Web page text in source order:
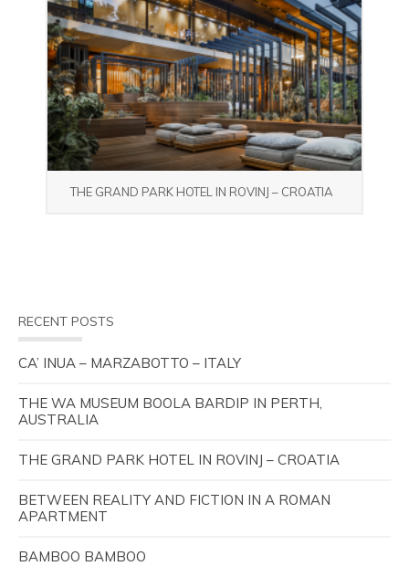
THE GRAND PARK HOTEL IN ROVINJ – CROATIA
RECENT POSTS
CA’ INUA – MARZABOTTO – ITALY
THE WA MUSEUM BOOLA BARDIP IN PERTH,
AUSTRALIA
THE GRAND PARK HOTEL IN ROVINJ – CROATIA
BETWEEN REALITY AND FICTION IN A ROMAN
APARTMENT
BAMBOO BAMBOO